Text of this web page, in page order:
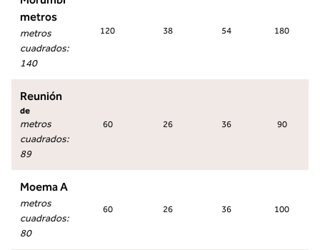
metros
metros
cuadrados:
140
120 38 54 180
Reunión
de
metros
cuadrados:
89
60 26 36 90
Moema A
metros
cuadrados:
80
60 26 36 100